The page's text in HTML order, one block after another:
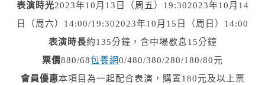
表演時光2023年10月13日（周五）19:302023年10月14
日（周六）14:00/19:302023年10月15日（周日）14:00
表演時長約135分鐘，含中場歇息15分鐘
票價880/68包養網0/480/380/280/180/80元
會員優惠本項目為一起配合表演，購置180元及以上票